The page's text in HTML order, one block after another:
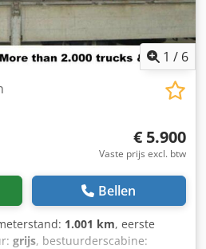
ZONDER GARANTIE,
en fouten voorbehouden!
1 / 6
€ 5.900
Vaste prijs excl. btw
Bellen
1.001 km, eerste
grijs, bestuurderscabine: